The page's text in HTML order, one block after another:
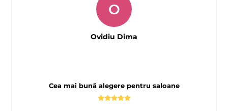
Cea mai bună alegere pentru saloane
O
Ovidiu Dima